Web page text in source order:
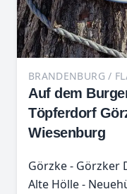
BRANDENBURG /
Auf dem
Töpferdorf
Wiesenburg
Görzke - Görzker
Alte Hölle -